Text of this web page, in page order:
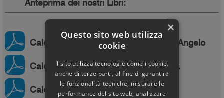
Anteprima dei nostri Libri:
Calendario in dono 2026 Castel Sant'Angelo
Calendario in dono 2026 Villa Adriana
Calendario in dono 2026 Pantheon
×
Questo sito web utilizza
cookie
Il sito utilizza tecnologie come i cookie,
anche di terze parti, al fine di garantire
le funzionalità tecniche, misurare le
performance del sito web, analizzare